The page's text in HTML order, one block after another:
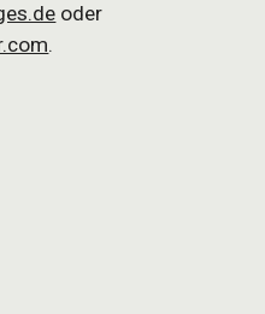
oder
.